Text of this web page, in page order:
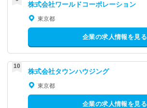
株式会社ワールドコーポレーション
東京都
企業の求人情報を見る
株式会社タウンハウジング
東京都
企業の求人情報を見る